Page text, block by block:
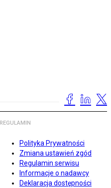
REGULAMIN
Polityka Prywatności
Zmiana ustawień zgód
Regulamin serwisu
Informacje o nadawcy
Deklaracja dostępności